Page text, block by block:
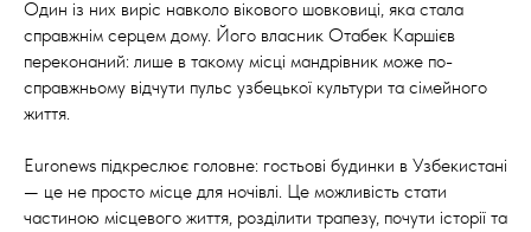
Один із них виріс навколо вікового шовковиці, яка стала
справжнім серцем дому. Його власник Отабек Каршієв
переконаний: лише в такому місці мандрівник може по-
справжньому відчути пульс узбецької культури та сімейного
життя.
Euronews підкреслює головне: гостьові будинки в Узбекистані
— це не просто місце для ночівлі. Це можливість стати
частиною місцевого життя, розділити трапезу, почути історії та